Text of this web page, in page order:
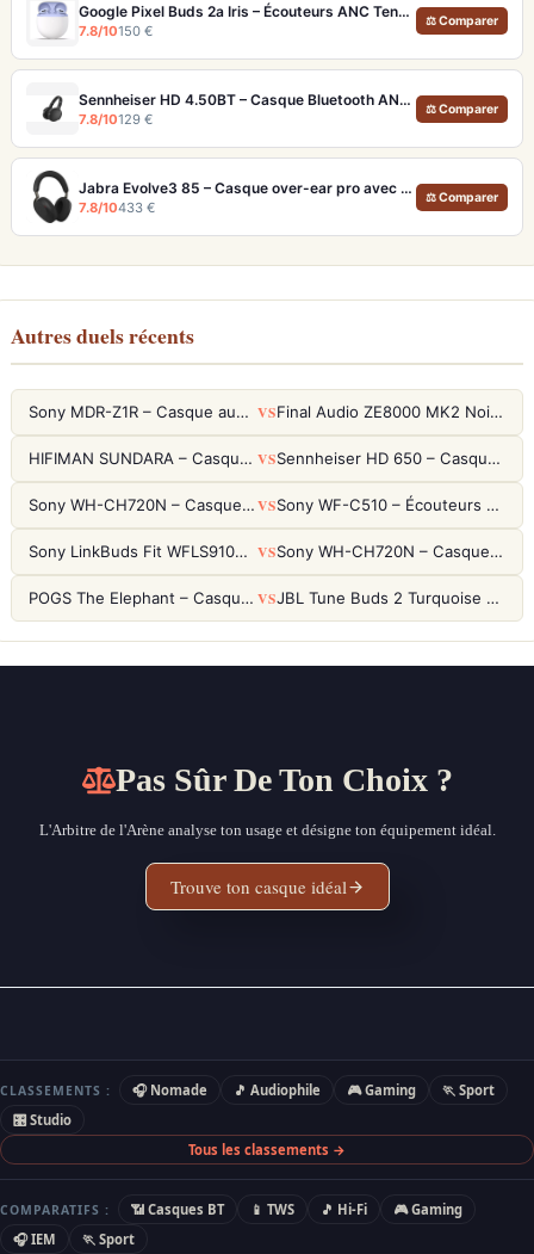
Google Pixel Buds 2a Iris – Écouteurs ANC Tensor A1 et IP54
7.8/10150 €
⚖ Comparer
Sennheiser HD 4.50BT – Casque Bluetooth ANC 30h, son neutre et pliable
7.8/10129 €
⚖ Comparer
Jabra Evolve3 85 – Casque over-ear pro avec micro IA et autonomie 120h
7.8/10433 €
⚖ Comparer
Autres duels récents
Sony MDR-Z1R – Casque audiophile fermé haute résolution VS Final Audio ZE8000 MK2 Noir – Écouteurs True Wireless audiophiles 8K Sound
HIFIMAN SUNDARA – Casque Planar Magnetic Ouvert Over-Ear Audiophile VS Sennheiser HD 650 – Casque audiophile ouvert pour l'écoute analytique
Sony WH-CH720N – Casque ANC 35h, Ultra-léger (192g) avec Processeur V1 VS Sony WF-C510 – Écouteurs True Wireless compacts, autonomie 22h et multipoint
Sony LinkBuds Fit WFLS910NW Blanc – Écouteurs Sport Ailes ANC VS Sony WH-CH720N – Casque ANC 35h, Ultra-léger (192g) avec Processeur V1
POGS The Elephant – Casque Filaire Enfants 85dB POGS-Safe™ (Éco-Responsable) VS JBL Tune Buds 2 Turquoise – Écouteurs True Wireless avec ANC et autonomie 48h
Pas Sûr De Ton Choix ?
L'Arbitre de l'Arène analyse ton usage et désigne ton équipement idéal.
Trouve ton casque idéal
CLASSEMENTS : 🎧 Nomade 🎵 Audiophile 🎮 Gaming
🏃 Sport
🎛 Studio
Tous les classements →
COMPARATIFS : 📶 Casques BT 📱 TWS 🎵 Hi-Fi
🎮 Gaming
🎧 IEM
🏃 Sport